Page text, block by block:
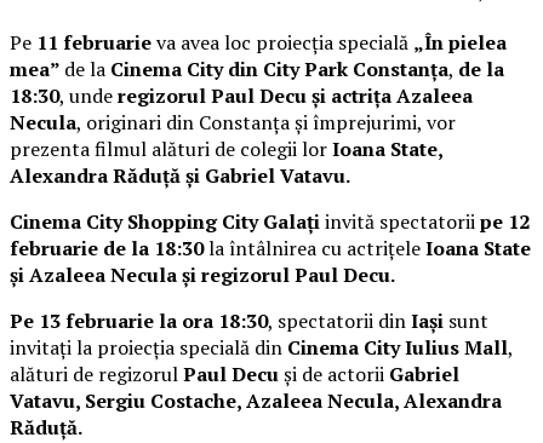
Pe 11 februarieva avea loc proiecția specială „În pielea
mea” de la Cinema City din City Park Constanța, de la
18:30, underegizorul Paul Decu și actrița Azaleea
Necula, originari din Constanța și împrejurimi, vor
prezenta filmul alături de colegii lorIoana State,
Alexandra Răduță și Gabriel Vatavu.
Cinema City Shopping City Galațiinvită spectatoriipe 12
februarie de la 18:30la întâlnirea cu actrițeleIoana State
și Azaleea Necula și regizorul Paul Decu.
Pe 13 februarie la ora 18:30, spectatorii dinIași sunt
invitați la proiecția specială din Cinema City Iulius Mall,
alături de regizorulPaul Decuși de actorii Gabriel
Vatavu, Sergiu Costache, Azaleea Necula, Alexandra
Răduță.